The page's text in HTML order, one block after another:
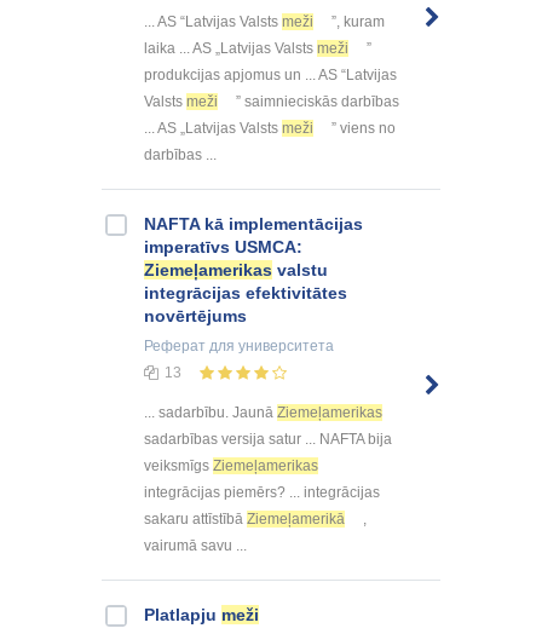
... AS “Latvijas Valsts meži
”, kuram
laika ... AS „Latvijas Valsts meži
”
produkcijas apjomus un ... AS “Latvijas
Valsts meži
” saimnieciskās darbības
... AS „Latvijas Valsts meži
” viens no
darbības ...
NAFTA kā implementācijas
imperatīvs USMCA:
Ziemeļamerikas valstu
integrācijas efektivitātes
novērtējums
Реферат для университета
13
... sadarbību. Jaunā Ziemeļamerikas
sadarbības versija satur ... NAFTA bija
veiksmīgs Ziemeļamerikas
integrācijas piemērs? ... integrācijas
sakaru attīstībā Ziemeļamerikā
,
vairumā savu ...
Platlapju meži